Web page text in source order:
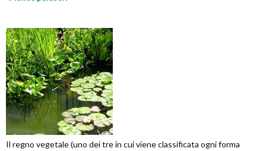
Il regno vegetale (uno dei tre in cui viene classificata ogni forma